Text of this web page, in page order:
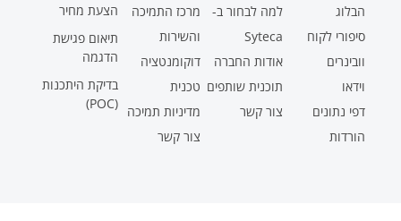
הבלוג
סיפורי לקוח
וובינרים
וידאו
דפי נתונים
הורדות
למה לבחור ב-
Syteca
אודות החברה
תוכנית שותפים
צור קשר
מרכז התמיכה
והשירות
דוקומנטציה
טכנית
מדיניות תמיכה
צור קשר
הצעת מחיר
תיאום פגישת
הדגמה
בדיקת היתכנות
(POC)